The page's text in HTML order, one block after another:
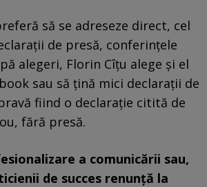
să se adreseze direct, cel
de presă, conferințele
alegeri, Florin Cîțu alege și el
sau să țină mici declarații de
fiind o declarație citită de
fără presă.
a comunicării sau,
de succes renunță la